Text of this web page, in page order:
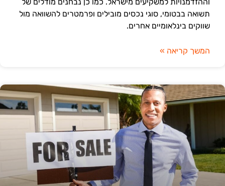
תשואה בבטומי, סוגי נכסים מובילים ופרמטרים להשוואה מול
שווקים בינלאומיים אחרים.
המשך קריאה »